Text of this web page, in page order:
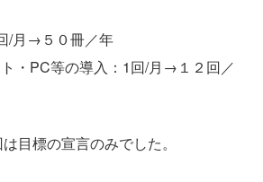
/月→５０冊／年
・PC等の導入：1回/月→１２回／
目標の宣言のみでした。